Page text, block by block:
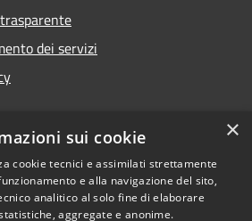
dei servizi
×
sui cookie
cookie tecnici e assimilati strettamente
e alla navigazione del sito,
analitico al solo fine di elaborare
aggregate e anonime.